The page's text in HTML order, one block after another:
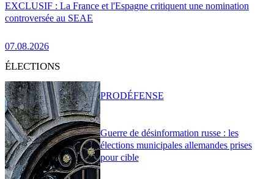
EXCLUSIF : La France et l'Espagne critiquent une nomination
controversée au SEAE
07.08.2026
ÉLECTIONS
Guerre de désinformation russe : les
élections municipales allemandes prises
pour cible
PRODÉFENSE